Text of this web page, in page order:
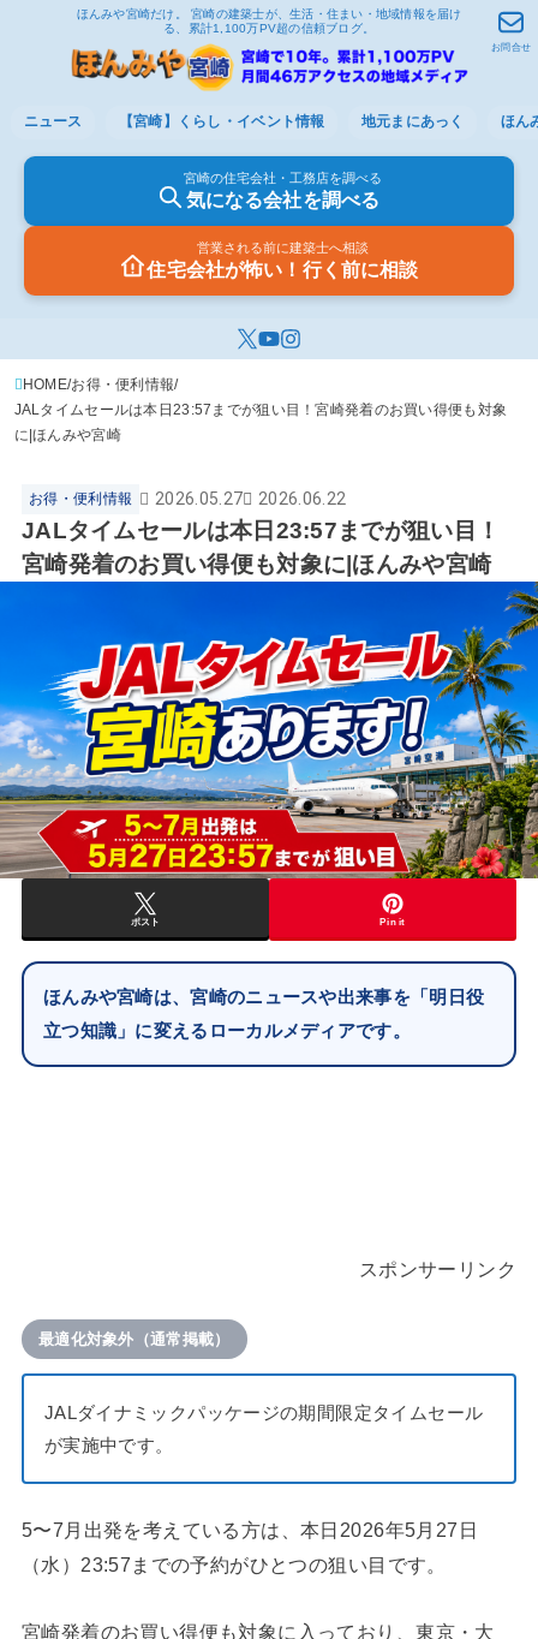
ほんみや宮崎だけ。 宮崎の建築士が、生活・住まい・地域情報を届け
る、累計1,100万PV超の信頼ブログ。
ニュース 【宮崎】くらし・イベント情報 地元まにあっく ほん
宮崎の住宅会社・工務店を調べる
気になる会社を調べる
営業される前に建築士へ相談
住宅会社が怖い！行く前に相談
お問合せ
HOME お得・便利情報
JALタイムセールは本日23:57までが狙い目！宮崎発着のお買い得便も対象
に|ほんみや宮崎
お得・便利情報 2026.05.27 2026.06.22
JALタイムセールは本日23:57までが狙い目！
宮崎発着のお買い得便も対象に|ほんみや宮崎
ポスト Pin it
ほんみや宮崎は、宮崎のニュースや出来事を「明日役
立つ知識」に変えるローカルメディアです。
スポンサーリンク
最適化対象外（通常掲載）
JALダイナミックパッケージの期間限定タイムセール
が実施中です。
5〜7月出発を考えている方は、本日2026年5月27日
（水）23:57までの予約がひとつの狙い目です。
宮崎発着のお買い得便も対象に入っており、東京・大